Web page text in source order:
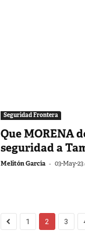
Seguridad Frontera
Que MORENA
seguridad a
Melitón García - 03-May-23
1 2 3